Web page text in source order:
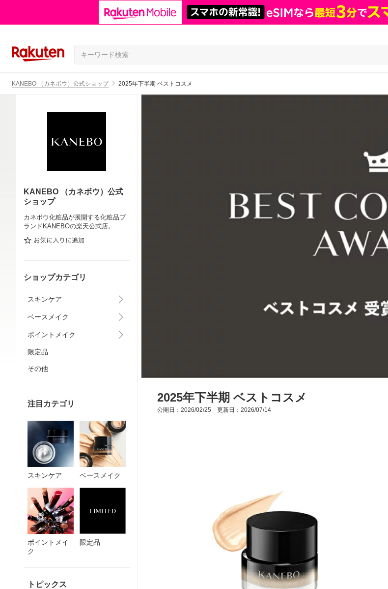
KANEBO （カネボウ）公式ショップ 2025年下半期 ベストコスメ
KANEBO （カネボウ）公式
ショップ
カネボウ化粧品が展開する化粧品ブ
ランドKANEBOの楽天公式店。
ショップカテゴリ
スキンケア
ベースメイク
ポイントメイク
限定品
その他
注目カテゴリ
スキンケア ベースメイク
ポイントメイ
ク
限定品
トピックス
2025年下半期 ベストコスメ
公開日：2026/02/25 更新日：2026/07/14